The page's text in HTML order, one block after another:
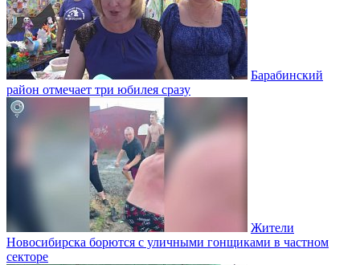
Барабинский
район отмечает три юбилея сразу
Жители
Новосибирска борются с уличными гонщиками в частном
секторе